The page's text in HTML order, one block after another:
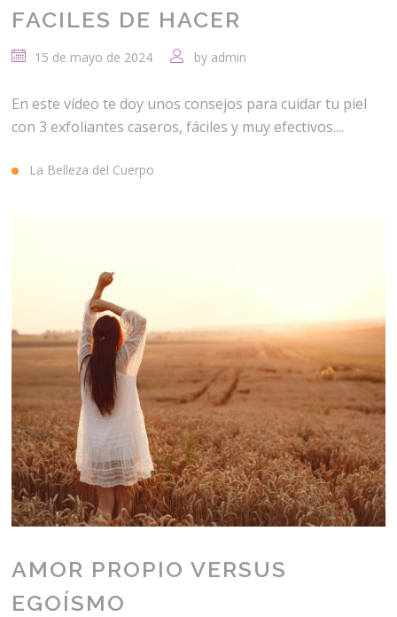
FACILES DE HACER
15 de mayo de 2024 by admin
En este vídeo te doy unos consejos para cuidar tu piel
con 3 exfoliantes caseros, fáciles y muy efectivos....
La Belleza del Cuerpo
AMOR PROPIO VERSUS
EGOÍSMO